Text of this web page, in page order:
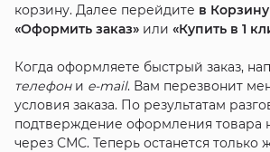
корзину. Далее перейдите в Корзину
«Оформить заказ»или «Купить в 1
Когда оформляете быстрый заказ,
телефони e-mail. Вам перезвонит
условия заказа. По результатам
подтверждение оформления товара
через СМС. Теперь останется только